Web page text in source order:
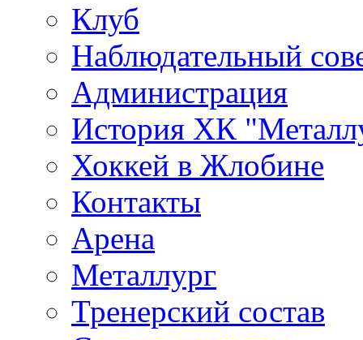
Клуб
Наблюдательный
Администрация
История ХК
Хоккей в Жлобине
Контакты
Арена
Металлург
Тренерский состав